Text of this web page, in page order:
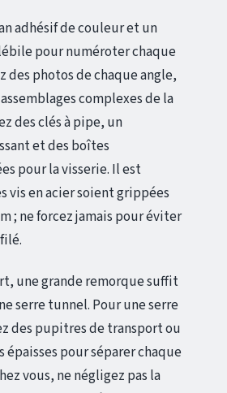
adhésif de couleur et un
pour numéroter chaque
des photos de chaque angle,
complexes de la
des clés à pipe, un
et des boîtes
pour la visserie. Il est
vis en acier soient grippées
; ne forcez jamais pour éviter
une grande remorque suffit
serre tunnel. Pour une serre
des pupitres de transport ou
épaisses pour séparer chaque
vous, ne négligez pas la